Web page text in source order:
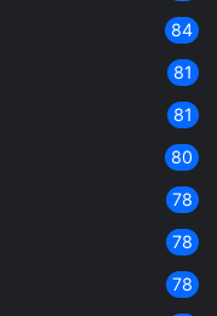
84
81
81
80
78
78
78